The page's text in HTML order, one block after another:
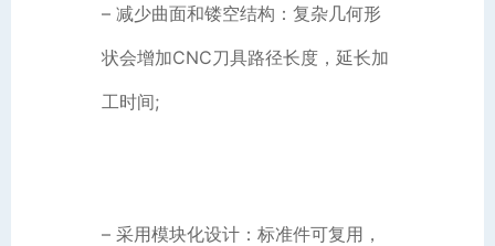
– 减少曲面和镂空结构：复杂几何形
状会增加CNC刀具路径长度，延长加
工时间;
– 采用模块化设计：标准件可复用，